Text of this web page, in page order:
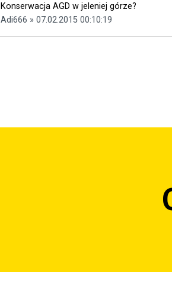
Konserwacja AGD w jeleniej górze?
Adi666 » 07.02.2015 00:10:19